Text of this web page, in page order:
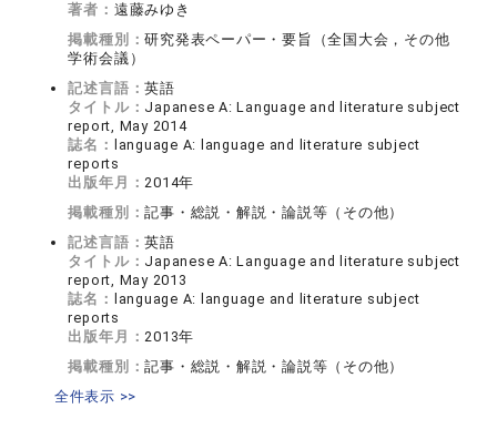
著者： 遠藤みゆき
掲載種別：研究発表ペーパー・要旨（全国大会，その他
学術会議）
記述言語：英語
タイトル： Japanese A: Language and literature subject
report, May 2014
誌名：
language A: language and literature subject
reports
出版年月：2014年
掲載種別：記事・総説・解説・論説等（その他）
記述言語：英語
タイトル： Japanese A: Language and literature subject
report, May 2013
誌名：
language A: language and literature subject
reports
出版年月：2013年
掲載種別：記事・総説・解説・論説等（その他）
全件表示 >>